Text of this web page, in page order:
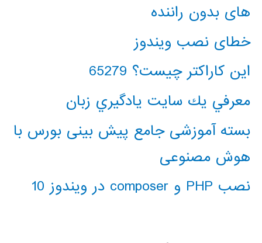
های بدون راننده
خطای نصب ویندوز
این کاراکتر چیست؟ 65279
معرفي يك سايت يادگيري زبان
بسته آموزشی جامع پیش بینی بورس با
هوش مصنوعی
نصب PHP و composer در ویندوز 10